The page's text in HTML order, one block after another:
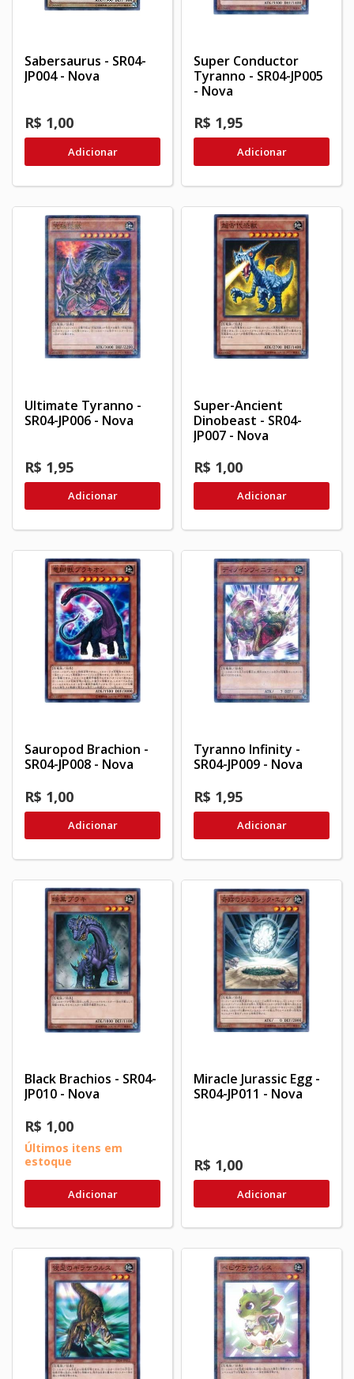
Sabersaurus - SR04-
JP004 - Nova
R$ 1,00
Adicionar
Super Conductor
Tyranno - SR04-JP005
- Nova
R$ 1,95
Adicionar
Ultimate Tyranno -
SR04-JP006 - Nova
R$ 1,95
Adicionar
Super-Ancient
Dinobeast - SR04-
JP007 - Nova
R$ 1,00
Adicionar
Sauropod Brachion -
SR04-JP008 - Nova
R$ 1,00
Adicionar
Tyranno Infinity -
SR04-JP009 - Nova
R$ 1,95
Adicionar
Black Brachios - SR04-
JP010 - Nova
R$ 1,00
Últimos itens em
estoque
Adicionar
Miracle Jurassic Egg -
SR04-JP011 - Nova
R$ 1,00
Adicionar